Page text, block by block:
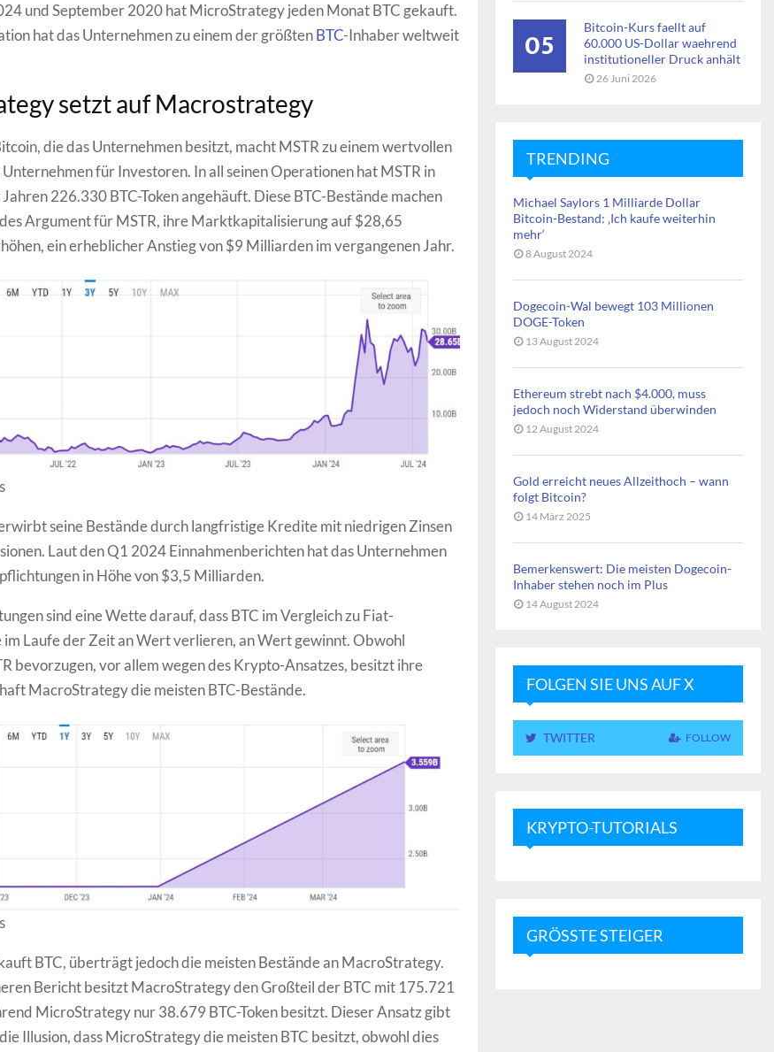
und September 2020 hat MicroStrategy jeden Monat BTC gekauft.
hat das Unternehmen zu einem der größtenBTC-Inhaber weltweit
setzt auf Macrostrategy
die das Unternehmen besitzt, macht MSTR zu einem wertvollen
für Investoren. In all seinen Operationen hat MSTR in
226.330 BTC-Token angehäuft. Diese BTC-Bestände machen
Argument für MSTR, ihre Marktkapitalisierung auf $28,65
ein erheblicher Anstieg von $9 Milliarden im vergangenen Jahr.
seine Bestände durch langfristige Kredite mit niedrigen Zinsen
Laut den Q1 2024 Einnahmenberichten hat das Unternehmen
in Höhe von $3,5 Milliarden.
sind eine Wette darauf, dass BTC im Vergleich zu Fiat-
im Laufe der Zeit an Wert verlieren, an Wert gewinnt. Obwohl
bevorzugen, vor allem wegen des Krypto-Ansatzes, besitzt ihre
MacroStrategy die meisten BTC-Bestände.
BTC, überträgt jedoch die meisten Bestände an MacroStrategy.
Bericht besitzt MacroStrategy den Großteil der BTC mit 175.721
MicroStrategy nur 38.679 BTC-Token besitzt. Dieser Ansatz gibt
Illusion, dass MicroStrategy die meisten BTC besitzt, obwohl dies
05
Bitcoin-Kurs faellt auf
60.000 US-Dollar waehrend
institutioneller Druck anhält
26 Juni 2026
TRENDING
Michael Saylors 1 Milliarde Dollar
Bitcoin-Bestand: ‚Ich kaufe weiterhin
mehr‘
8 August 2024
Dogecoin-Wal bewegt 103 Millionen
DOGE-Token
13 August 2024
Ethereum strebt nach $4.000, muss
jedoch noch Widerstand überwinden
12 August 2024
Gold erreicht neues Allzeithoch – wann
folgt Bitcoin?
14 März 2025
Bemerkenswert: Die meisten Dogecoin-
Inhaber stehen noch im Plus
14 August 2024
FOLGEN SIE UNS AUF X
TWITTER FOLLOW
KRYPTO-TUTORIALS
GRÖSSTE STEIGER